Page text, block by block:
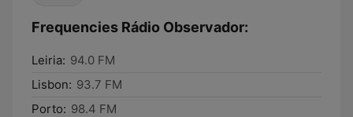
Frequencies Rádio Observador:
Leiria: 94.0 FM
Lisbon: 93.7 FM
Porto: 98.4 FM